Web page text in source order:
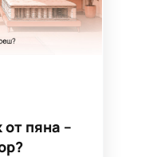
пяна –